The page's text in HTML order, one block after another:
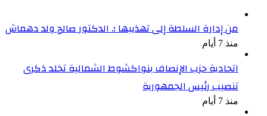
من إدارة السلطة إلى تهذيبها ؛. الدكتور صالح ولد دهماش
منذ 7 أيام
اتحادية حزب الإنصاف بنواكشوط الشمالية تخلد ذكرى
تنصيب رئيس الجمهورية
منذ 7 أيام